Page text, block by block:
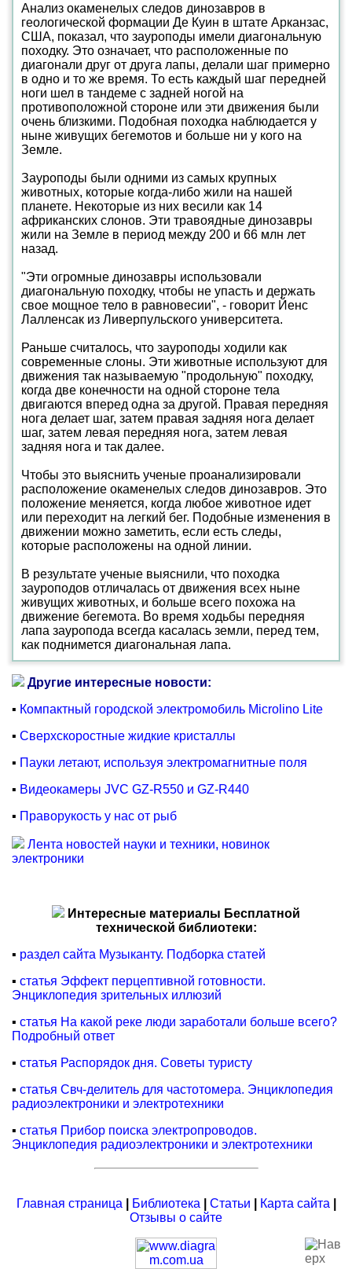
Анализ окаменелых следов динозавров в
геологической формации Де Куин в штате Арканзас,
США, показал, что зауроподы имели диагональную
походку. Это означает, что расположенные по
диагонали друг от друга лапы, делали шаг примерно
в одно и то же время. То есть каждый шаг передней
ноги шел в тандеме с задней ногой на
противоположной стороне или эти движения были
очень близкими. Подобная походка наблюдается у
ныне живущих бегемотов и больше ни у кого на
Земле.
Зауроподы были одними из самых крупных
животных, которые когда-либо жили на нашей
планете. Некоторые из них весили как 14
африканских слонов. Эти травоядные динозавры
жили на Земле в период между 200 и 66 млн лет
назад.
"Эти огромные динозавры использовали
диагональную походку, чтобы не упасть и держать
свое мощное тело в равновесии", - говорит Йенс
Лалленсак из Ливерпульского университета.
Раньше считалось, что зауроподы ходили как
современные слоны. Эти животные используют для
движения так называемую "продольную" походку,
когда две конечности на одной стороне тела
двигаются вперед одна за другой. Правая передняя
нога делает шаг, затем правая задняя нога делает
шаг, затем левая передняя нога, затем левая
задняя нога и так далее.
Чтобы это выяснить ученые проанализировали
расположение окаменелых следов динозавров. Это
положение меняется, когда любое животное идет
или переходит на легкий бег. Подобные изменения в
движении можно заметить, если есть следы,
которые расположены на одной линии.
В результате ученые выяснили, что походка
зауроподов отличалась от движения всех ныне
живущих животных, и больше всего похожа на
движение бегемота. Во время ходьбы передняя
лапа зауропода всегда касалась земли, перед тем,
как поднимется диагональная лапа.
Другие интересные новости:
▪ Компактный городской электромобиль Microlino Lite
▪ Сверхскоростные жидкие кристаллы
▪ Пауки летают, используя электромагнитные поля
▪ Видеокамеры JVC GZ-R550 и GZ-R440
▪ Праворукость у нас от рыб
Лента новостей науки и техники, новинок
электроники
Интересные материалы Бесплатной
технической библиотеки:
▪ раздел сайта Музыканту. Подборка статей
▪ статья Эффект перцептивной готовности.
Энциклопедия зрительных иллюзий
▪ статья На какой реке люди заработали больше всего?
Подробный ответ
▪ статья Распорядок дня. Советы туристу
▪ статья Свч-делитель для частотомера. Энциклопедия
радиоэлектроники и электротехники
▪ статья Прибор поиска электропроводов.
Энциклопедия радиоэлектроники и электротехники
Главная страница Библиотека Статьи Карта сайта
Отзывы о сайте